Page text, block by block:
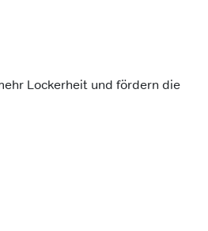
Lockerheit und fördern die